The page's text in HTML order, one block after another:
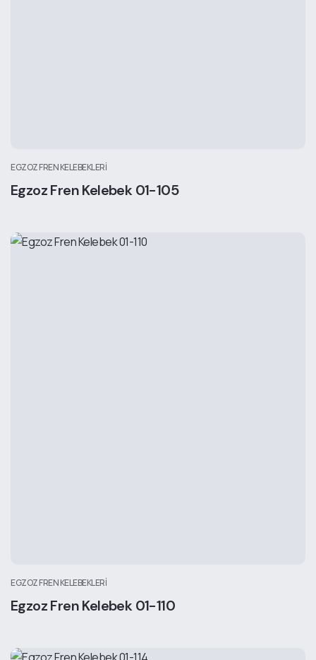
EGZOZ FREN KELEBEKLERI
Egzoz Fren Kelebek 01-105
EGZOZ FREN KELEBEKLERI
Egzoz Fren Kelebek 01-110